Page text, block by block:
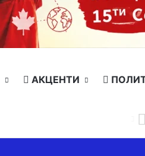
АКЦЕНТИ